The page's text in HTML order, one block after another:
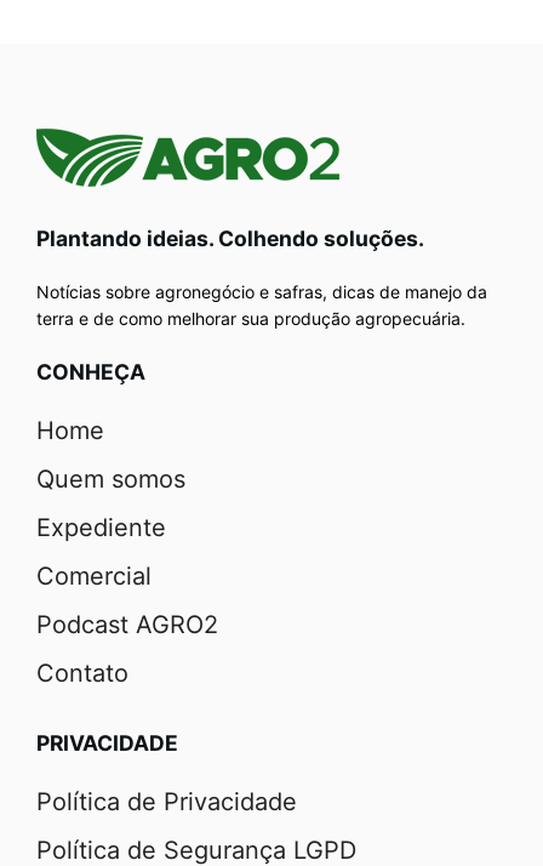
Plantando ideias. Colhendo soluções.
Notícias sobre agronegócio e safras, dicas de manejo da
terra e de como melhorar sua produção agropecuária.
CONHEÇA
Home
Quem somos
Expediente
Comercial
Podcast AGRO2
Contato
PRIVACIDADE
Política de Privacidade
Política de Segurança LGPD